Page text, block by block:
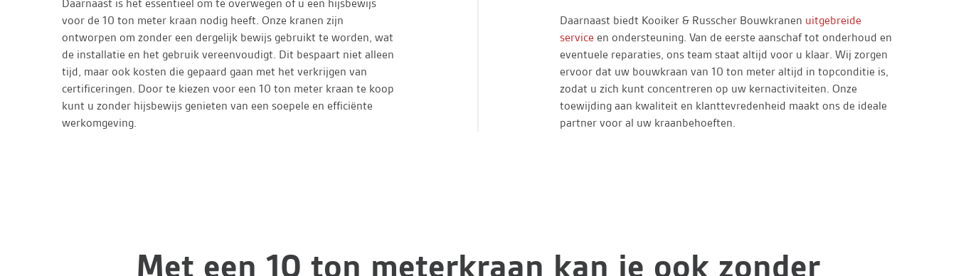
Daarnaast is het essentieel om te overwegen of u een hijsbewijs
voor de 10 ton meter kraan nodig heeft. Onze kranen zijn
ontworpen om zonder een dergelijk bewijs gebruikt te worden, wat
de installatie en het gebruik vereenvoudigt. Dit bespaart niet alleen
tijd, maar ook kosten die gepaard gaan met het verkrijgen van
certificeringen. Door te kiezen voor een 10 ton meter kraan te koop
kunt u zonder hijsbewijs genieten van een soepele en efficiënte
werkomgeving.
Daarnaast biedt Kooiker & Russcher Bouwkranen uitgebreide
service en ondersteuning. Van de eerste aanschaf tot onderhoud en
eventuele reparaties, ons team staat altijd voor u klaar. Wij zorgen
ervoor dat uw bouwkraan van 10 ton meter altijd in topconditie is,
zodat u zich kunt concentreren op uw kernactiviteiten. Onze
toewijding aan kwaliteit en klanttevredenheid maakt ons de ideale
partner voor al uw kraanbehoeften.
Met een 10 ton meterkraan kan je ook zonder